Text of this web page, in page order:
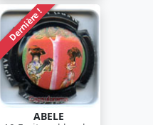
Dernière !
ABELE